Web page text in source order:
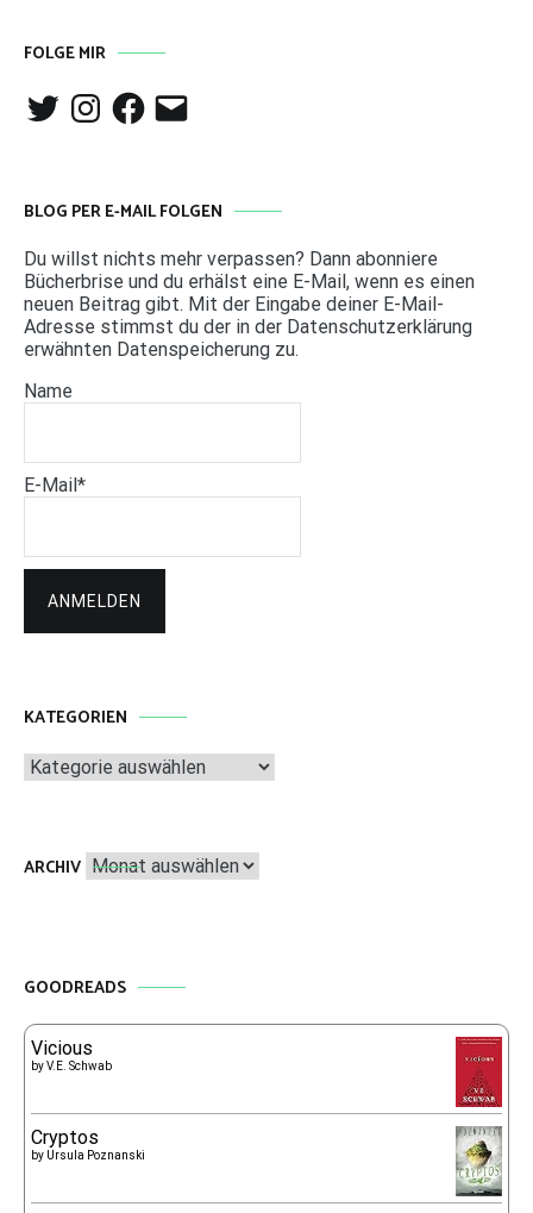
FOLGE MIR
TwitterInstagramFacebook
E-
Mail
BLOG PER E-MAIL FOLGEN
Du willst nichts mehr verpassen? Dann abonniere
Bücherbrise und du erhälst eine E-Mail, wenn es einen
neuen Beitrag gibt. Mit der Eingabe deiner E-Mail-
Adresse stimmst du der in der Datenschutzerklärung
erwähnten Datenspeicherung zu.
Name
E-Mail*
KATEGORIEN
Kategorien
ARCHIV Archiv
GOODREADS
Vicious
byV.E. Schwab
Cryptos
by Ursula Poznanski